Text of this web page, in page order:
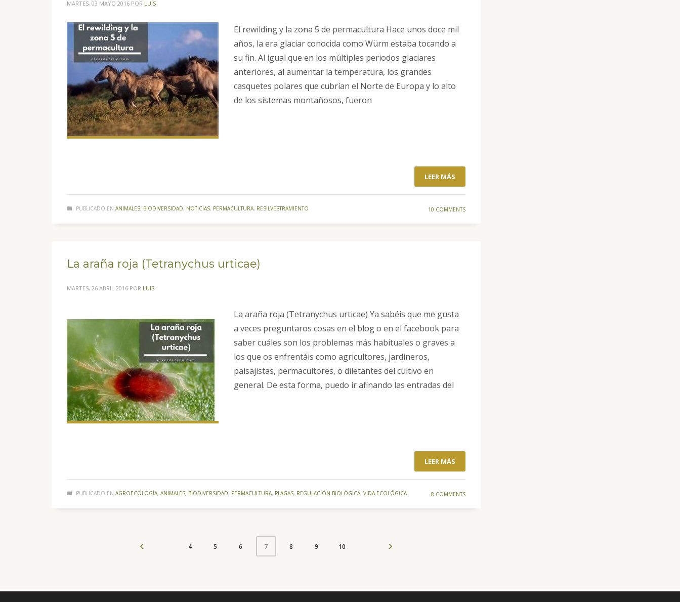
MARTES, 03 MAYO 2016 POR LUIS
El rewilding y la zona 5 de permacultura Hace unos doce mil
años, la era glaciar conocida como Würm estaba tocando a
su fin. Al igual que en los múltiples periodos glaciares
anteriores, al aumentar la temperatura, los grandes
casquetes polares que cubrían el Norte de Europa y lo alto
de los sistemas montañosos, fueron
LEER MÁS
PUBLICADO EN ANIMALES, BIODIVERSIDAD, NOTICIAS, PERMACULTURA, RESILVESTRAMIENTO 10 COMMENTS
La araña roja (Tetranychus urticae)
MARTES, 26 ABRIL 2016 POR LUIS
La araña roja (Tetranychus urticae) Ya sabéis que me gusta
a veces preguntaros cosas en el blog o en el facebook para
saber cuáles son los problemas más habituales o graves a
los que os enfrentáis como agricultores, jardineros,
paisajistas, permacultores, o diletantes del cultivo en
general. De esta forma, puedo ir afinando las entradas del
LEER MÁS
PUBLICADO EN AGROECOLOGÍA, ANIMALES, BIODIVERSIDAD, PERMACULTURA, PLAGAS, REGULACIÓN BIOLÓGICA, VIDA ECOLÓGICA 8 COMMENTS
4 5 6 7 8 9 10